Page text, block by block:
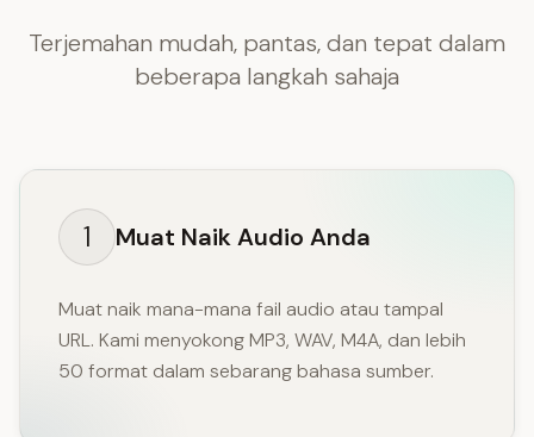
Terjemahan mudah, pantas, dan tepat dalam
beberapa langkah sahaja
1 Muat Naik Audio Anda
Muat naik mana-mana fail audio atau tampal
URL. Kami menyokong MP3, WAV, M4A, dan lebih
50 format dalam sebarang bahasa sumber.